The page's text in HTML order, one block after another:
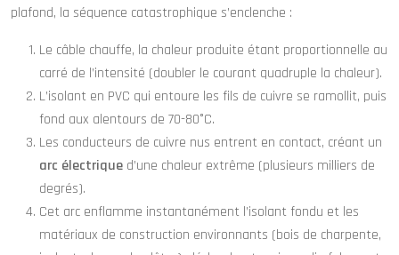
plafond, la séquence catastrophique s’enclenche :
Le câble chauffe, la chaleur produite étant proportionnelle au
carré de l’intensité (doubler le courant quadruple la chaleur).
L’isolant en PVC qui entoure les fils de cuivre se ramollit, puis
fond aux alentours de 70-80°C.
Les conducteurs de cuivre nus entrent en contact, créant un
arc électrique d’une chaleur extrême (plusieurs milliers de
degrés).
Cet arc enflamme instantanément l’isolant fondu et les
matériaux de construction environnants (bois de charpente,